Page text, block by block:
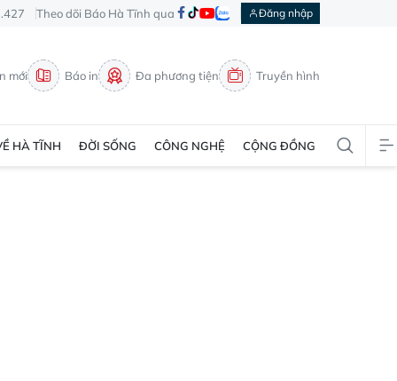
Theo dõi Báo Hà Tĩnh qua Đăng nhập
mới Báo in Đa phương tiện Truyền hình
HÀ TĨNH ĐỜI SỐNG CÔNG NGHỆ CỘNG ĐỒNG